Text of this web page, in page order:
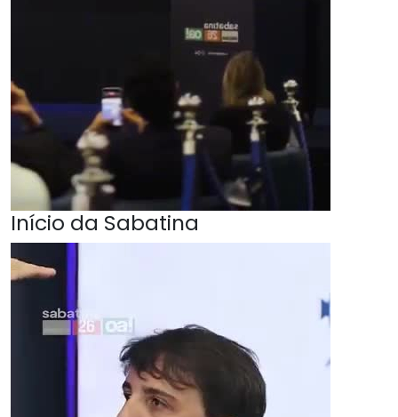
Início da Sabatina